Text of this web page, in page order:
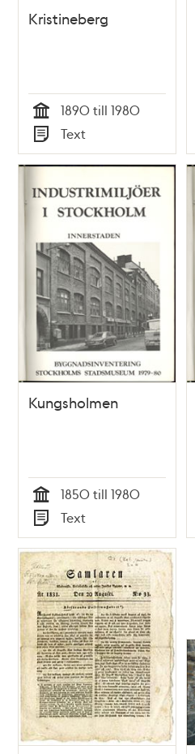
Kristineberg
Tid
1890 till 1980
Typ
Text
Kungsholmen
Tid
1850 till 1980
Typ
Text